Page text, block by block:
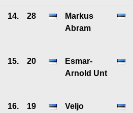
14. 28
Markus
Abram
15. 20
Esmar-
Arnold Unt
16. 19
Veljo